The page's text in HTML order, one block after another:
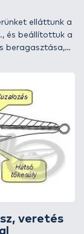
elláttunk a
és beállítottuk a
beragasztása,
tökéletesen
veretés